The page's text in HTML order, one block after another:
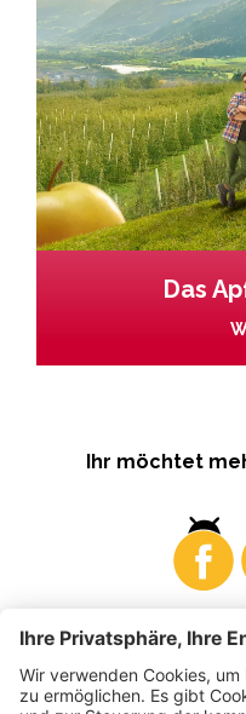
Das
Ihr möchtet
Business